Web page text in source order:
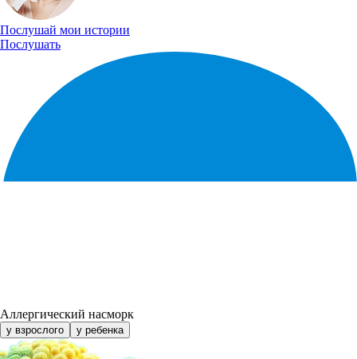
Послушай мои истории
Послушать
Аллергический насморк
у взрослого у ребенка